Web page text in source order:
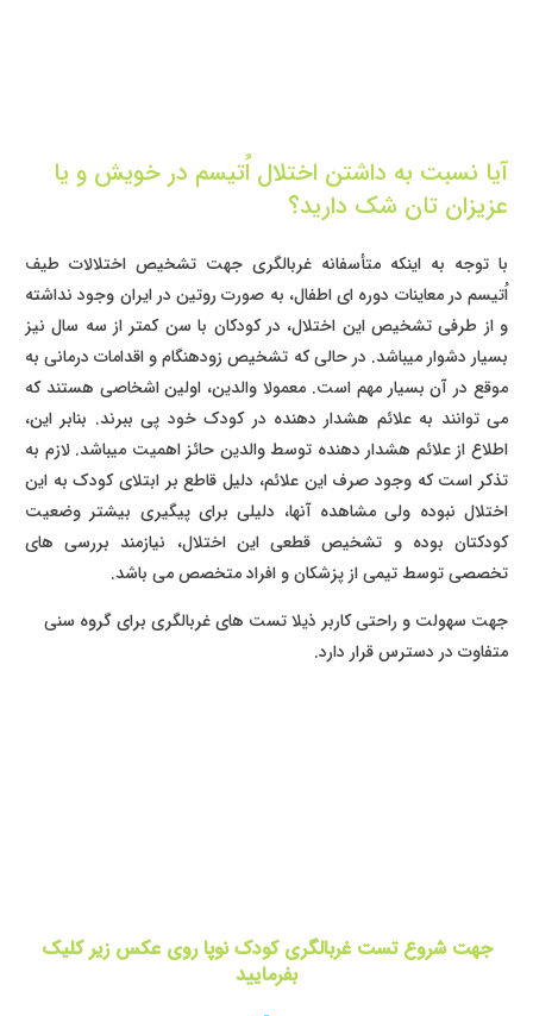
آیا نسبت به داشتن اختلال اُتیسم در خویش و یا
عزیزان تان شک دارید؟
با توجه به اینکه متأسفانه غربالگری جهت تشخیص اختلالات طیف
اُتیسم در معاینات دوره ای اطفال، به صورت روتین در ایران وجود نداشته
و از طرفی تشخیص این اختلال، در کودکان با سن کمتر از سه سال نیز
بسیار دشوار میباشد. در حالی که تشخیص زودهنگام و اقدامات درمانی به
موقع در آن بسیار مهم است. معمولا والدین، اولین اشخاصی هستند که
می توانند به علائم هشدار دهنده در کودک خود پی ببرند. بنابر این،
اطلاع از علائم هشدار دهنده توسط والدین حائز اهمیت میباشد. لازم به
تذکر است که وجود صرف این علائم، دلیل قاطع بر ابتلای کودک به این
اختلال نبوده ولی مشاهده آنها، دلیلی برای پیگیری بیشتر وضعیت
کودکتان بوده و تشخیص قطعی این اختلال، نیازمند بررسی های
تخصصی توسط تیمی از پزشکان و افراد متخصص می باشد.
جهت سهولت و راحتی کاربر ذیلا تست های غربالگری برای گروه سنی
متفاوت در دسترس قرار دارد.
جهت شروع تست غربالگری کودک نوپا روی عکس زیر کلیک
بفرمایید